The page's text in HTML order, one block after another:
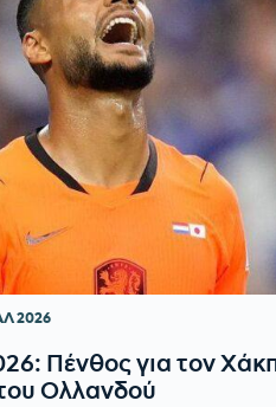
2026
Πένθος για τον
Ολλανδού